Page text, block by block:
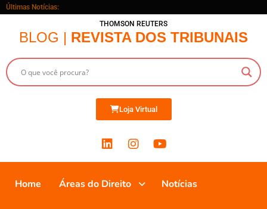
Últimas Notícias:
THOMSON REUTERS
BLOG | REVISTA DOS TRIBUNAIS
Loja Virtual
Home Áreas do Direito Notícias